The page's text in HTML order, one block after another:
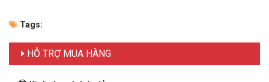
Tags:
HỖ TRỢ MUA HÀNG